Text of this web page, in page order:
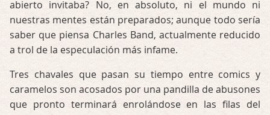
abierto invitaba? No, en absoluto, ni el mundo ni
nuestras mentes están preparados; aunque todo sería
saber que piensa Charles Band, actualmente reducido
a trol de la especulación más infame.
Tres chavales que pasan su tiempo entre comics y
caramelos son acosados por una pandilla de abusones
que pronto terminará enrolándose en las filas del